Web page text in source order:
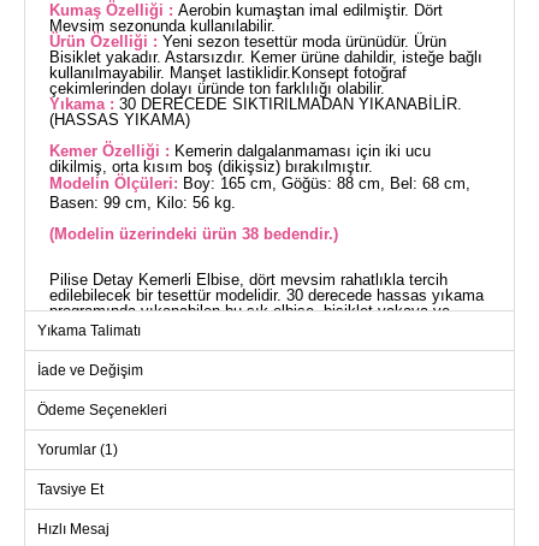
Kumaş Özelliği : Aerobin kumaştan imal edilmiştir. Dört
Mevsim sezonunda kullanılabilir.
Ürün Özelliği : Yeni sezon tesettür moda ürünüdür. Ürün
Bisiklet yakadır. Astarsızdır. Kemer ürüne dahildir, isteğe bağlı
kullanılmayabilir. Manşet lastiklidir.Konsept fotoğraf
çekimlerinden dolayı üründe ton farklılığı olabilir.
Yıkama : 30 DERECEDE SIKTIRILMADAN YIKANABİLİR.
(HASSAS YIKAMA)
Kemer Özelliği : Kemerin dalgalanmaması için iki ucu
dikilmiş, orta kısım boş (dikişsiz) bırakılmıştır.
Modelin Ölçüleri: Boy: 165 cm, Göğüs: 88 cm, Bel: 68 cm,
Basen: 99 cm, Kilo: 56 kg.
(Modelin üzerindeki ürün 38 bedendir.)
Pilise Detay Kemerli Elbise, dört mevsim rahatlıkla tercih
edilebilecek bir tesettür modelidir. 30 derecede hassas yıkama
programında yıkanabilen bu şık elbise, bisiklet yakaya ve
astarsız bir tasarıma sahiptir. Standart 38 beden ölçüsündeki
elbise ile birlikte sunulmakta olup, isteğe bağlı olarak
çıkarılabilir. Manşetleri lastikli olan bu elbise, hem şık hem de
konforlu bir kullanım sunar.
Beden
Göğüs
Boy
Yıkama Talimatı
İade ve Değişim
Ödeme Seçenekleri
Yorumlar (1)
Tavsiye Et
Hızlı Mesaj